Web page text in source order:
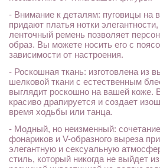
- Внимание к деталям: пуговицы на
придают платья нотки
ленточный ремень позволяет
образ. Вы можете носить его с
зависимости от настроения.
- Роскошная ткань: изготовлена из
шелковой ткани с естественным
выглядит роскошно на вашей коже.
красиво драпируется и создает
время ходьбы или танца.
- Модный, но неизменный:
фонариков и V-образного выреза
элегантную и сексуальную
стиль, который никогда не выйдет